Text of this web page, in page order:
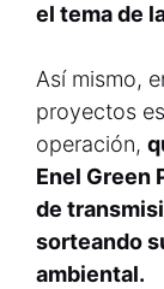
el tema de
Así mismo,
proyectos
operación,
Enel Green
de
sorteando
ambiental.